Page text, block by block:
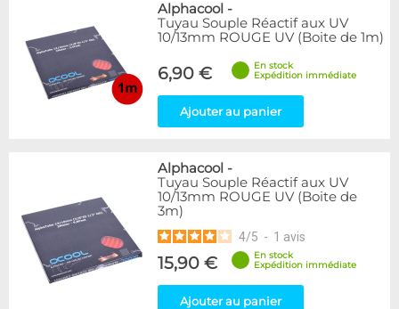
Alphacool -
Tuyau Souple Réactif aux UV
10/13mm ROUGE UV (Boite de 1m)
6,90 €
En stock
Expédition immédiate
Ajouter au panier
Alphacool -
Tuyau Souple Réactif aux UV
10/13mm ROUGE UV (Boite de
3m)
4/5 - 1 avis
15,90 €
En stock
Expédition immédiate
Ajouter au panier